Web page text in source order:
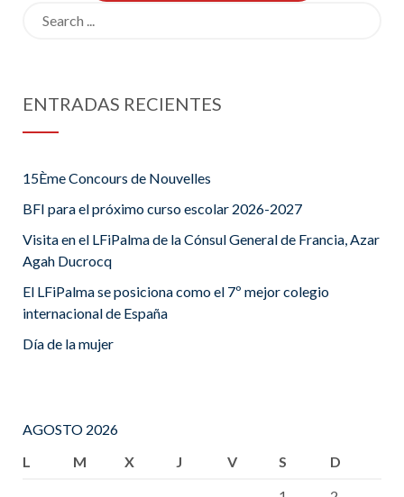
ENTRADAS RECIENTES
15Ème Concours de Nouvelles
BFI para el próximo curso escolar 2026-2027
Visita en el LFiPalma de la Cónsul General de Francia, Azar
Agah Ducrocq
El LFiPalma se posiciona como el 7º mejor colegio
internacional de España
Día de la mujer
AGOSTO 2026
L
M X J V S
D